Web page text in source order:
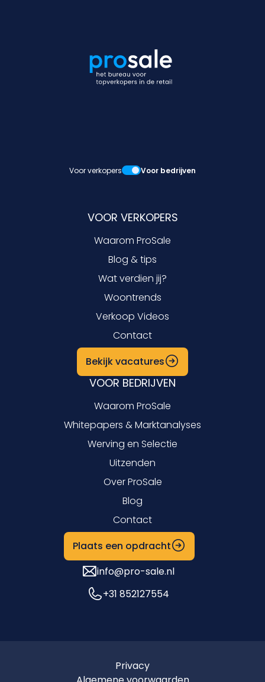
Voor verkopers Voor bedrijven
VOOR VERKOPERS
Waarom ProSale
Blog & tips
Wat verdien jij?
Woontrends
Verkoop Videos
Contact
Bekijk vacatures
VOOR BEDRIJVEN
Waarom ProSale
Whitepapers & Marktanalyses
Werving en Selectie
Uitzenden
Over ProSale
Blog
Contact
Plaats een opdracht
info@pro-sale.nl
+31 852127554
Privacy